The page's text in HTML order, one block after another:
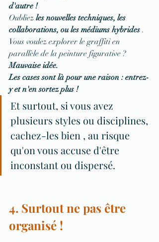
d'autre !
Oubliez les nouvelles techniques, les
collaborations, ou les médiums hybrides .
Vous voulez explorer le graffiti en
parallèle de la peinture figurative ?
Mauvaise idée.
Les cases sont là pour une raison : entrez-
y et n'en sortez plus !
Et surtout, si vous avez
plusieurs styles ou disciplines,
cachez-les bien , au risque
qu'on vous accuse d'être
inconstant ou dispersé.
4. Surtout ne pas être
organisé !